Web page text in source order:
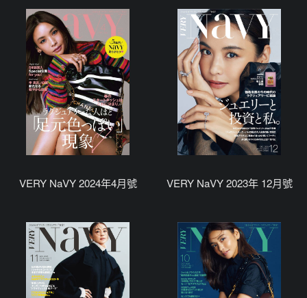
VERY NaVY 2024年4月號 VERY NaVY 2023年 12月號